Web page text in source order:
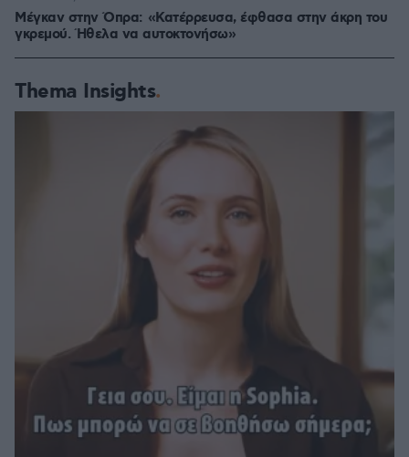
Μέγκαν στην Όπρα: «Κατέρρευσα, έφθασα στην άκρη του
γκρεμού. Ήθελα να αυτοκτονήσω»
Thema Insights